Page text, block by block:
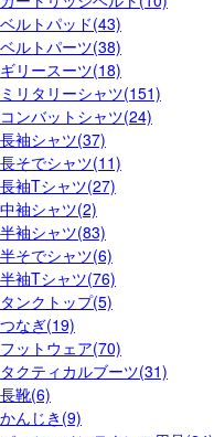
ベルトパッド(43)
ベルトパーツ(38)
ギリースーツ(18)
ミリタリーシャツ(151)
コンバットシャツ(24)
長袖シャツ(37)
長そでシャツ(11)
長袖Tシャツ(27)
中袖シャツ(2)
半袖シャツ(83)
半そでシャツ(6)
半袖Tシャツ(76)
タンクトップ(5)
つなぎ(19)
フットウェア(70)
タクティカルブーツ(31)
長靴(6)
かんじき(9)